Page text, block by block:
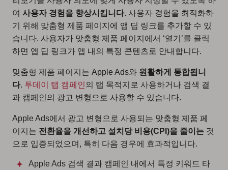
여 사용자 경험을 향상시킵니다. 사용자 경험을 최적화하
기 위해 맞춤형 제품 페이지에 앱 딥 링크를 추가할 수 있
습니다. 사용자가 맞춤형 제품 페이지에서 ‘열기’를 클릭
하면 앱 딥 링크가 앱 내의 특정 콘텐츠로 안내합니다.
맞춤형 제품 페이지는 Apple Ads와 원활하게 통합됩니
다. 투데이 탭 캠페인 의 탭 목적지로 사용하거나 검색 결
과 캠페인의 광고 변형으로 사용할 수 있습니다.
Apple Ads에서 광고 변형으로 사용되는 맞춤형 제품 페
이지는 전환율을 개선하고 설치당 비용(CPI)을 줄이는 것
으로 입증되었으며, 특히 다음 경우에 효과적입니다.
Apple Ads 검색 결과 캠페인 내에서 특정 키워드 타